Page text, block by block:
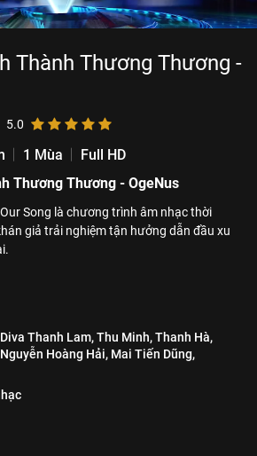
Thành Thương Thương -
5.0
1 Mùa
Full HD
Thương Thương - OgeNus
Song là chương trình âm nhạc thời
giả trải nghiệm tận hưởng dẫn đầu xu
Diva Thanh Lam,Thu Minh,Thanh Hà,
Nguyễn Hoàng Hải, Mai Tiến Dũng,